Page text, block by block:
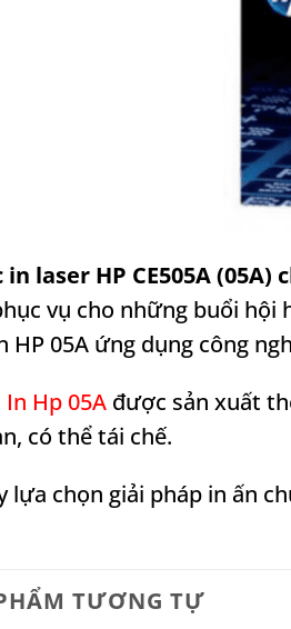
in laser HP CE505A (05A)
vụ cho những buổi hội
HP 05A ứng dụng công
Hp 05A được sản xuất
có thể tái chế.
lựa chọn giải pháp in ấn
TƯƠNG TỰ